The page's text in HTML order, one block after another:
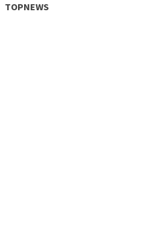
TOPNEWS